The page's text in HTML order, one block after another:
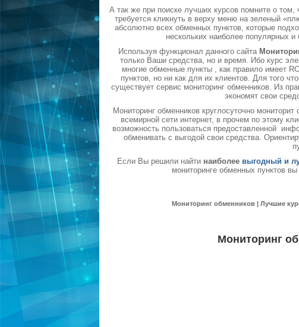
А так же при поиске лучших курсов помните о
требуется кликнуть в верху меню на зеленый
абсолютно всех обменных пунктов, которые
нескольких наиболее популярных
Используя функционал данного сайта
только Ваши средства, но и время. Ибо курс
многие обменные пункты , как правило имеет
пунктов, но ни как для их клиентов. Для того
существует сервис мониторинг обменников. Из
экономят свои
Мониторинг обменников круглосуточно
всемирной сети интернет, в прочем по этому
возможность пользоваться предоставленной
обменивать с выгодой свои средства.
Если Вы решили найти наиболее выгодный и
мониторинге обменных пунктов
Мониторинг обменников | Лучшие
Мониторинг